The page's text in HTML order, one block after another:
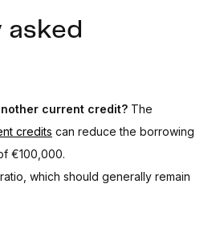
asked
current credit? The
credits can reduce the borrowing
€100,000.
which should generally remain